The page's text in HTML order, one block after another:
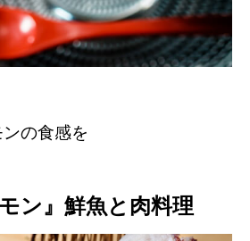
の食感を
ン』鮮魚と肉料理